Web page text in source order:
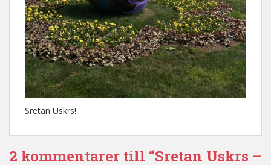
Sretan Uskrs!
2 kommentarer till “Sretan Uskrs –